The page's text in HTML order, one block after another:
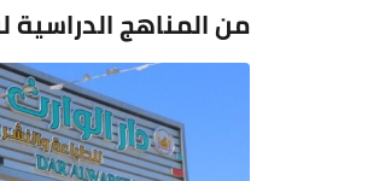
من المناهج الدراسية